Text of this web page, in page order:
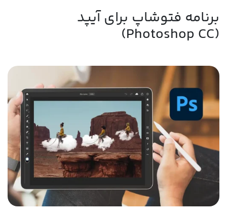
برنامه فتوشاپ برای آیپد
(Photoshop CC)